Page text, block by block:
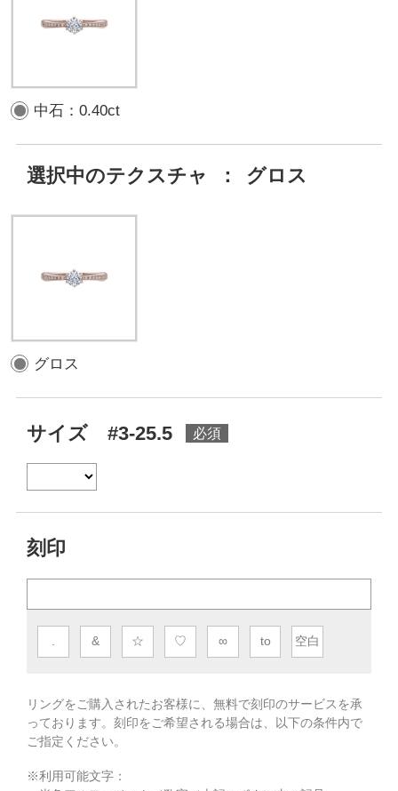
中石：0.40ct
選択中のテクスチャ ： グロス
グロス
サイズ #3-25.5
刻印
. & ☆ ♡ ∞ to 空白
リングをご購入されたお客様に、無料で刻印のサービスを承
っております。 刻印をご希望される場合は、以下の条件内で
ご指定ください。
※利用可能文字：